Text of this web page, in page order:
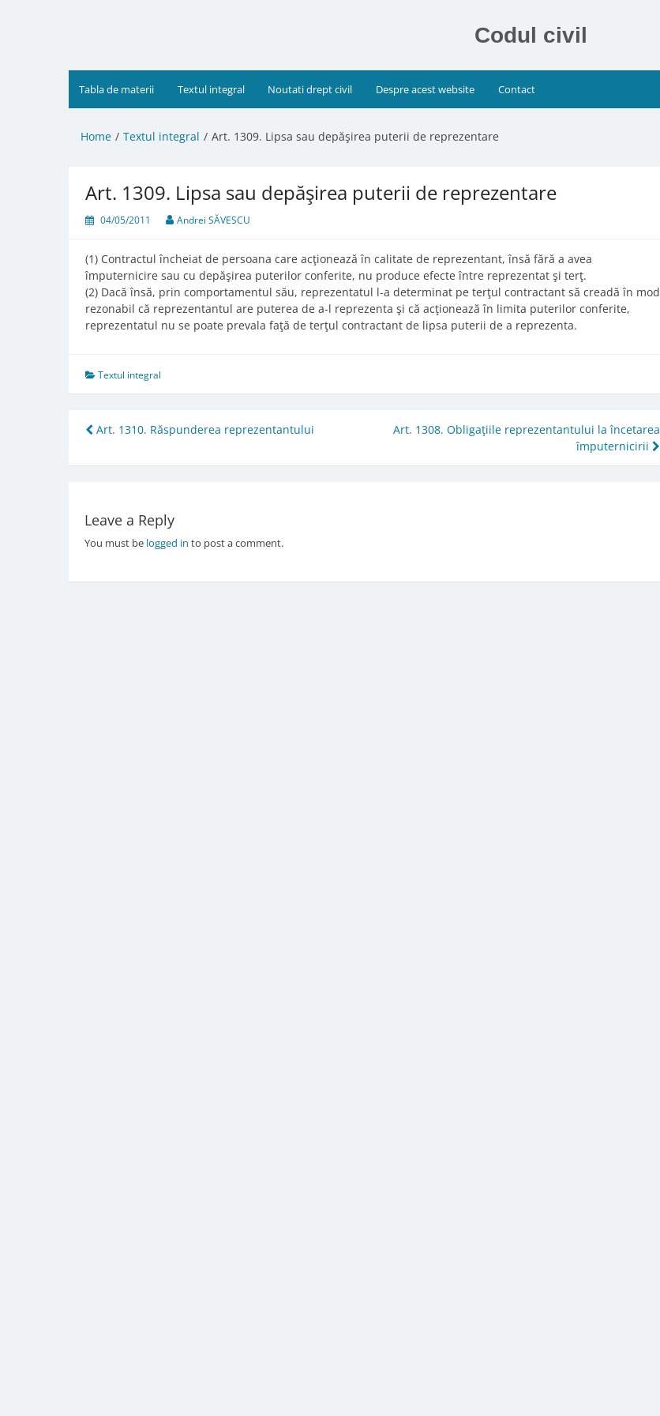
Codul civil
Tabla de materii Textul integral Noutati drept civil Despre acest website Contact
Home Textul integral Art. 1309. Lipsa sau depăşirea puterii de reprezentare
Art. 1309. Lipsa sau depăşirea puterii de reprezentare
04/05/2011 Andrei SĂVESCU
(1) Contractul încheiat de persoana care acţionează în calitate de reprezentant, însă fără a avea
împuternicire sau cu depăşirea puterilor conferite, nu produce efecte între reprezentat şi terţ.
(2) Dacă însă, prin comportamentul său, reprezentatul l-a determinat pe terţul contractant să creadă în mod
rezonabil că reprezentantul are puterea de a-l reprezenta şi că acţionează în limita puterilor conferite,
reprezentatul nu se poate prevala faţă de terţul contractant de lipsa puterii de a reprezenta.
Textul integral
Post
navigation
Art. 1310. Răspunderea reprezentantului
Art. 1308. Obligaţiile reprezentantului la încetarea
împuternicirii
Leave a Reply
You must be logged in to post a comment.